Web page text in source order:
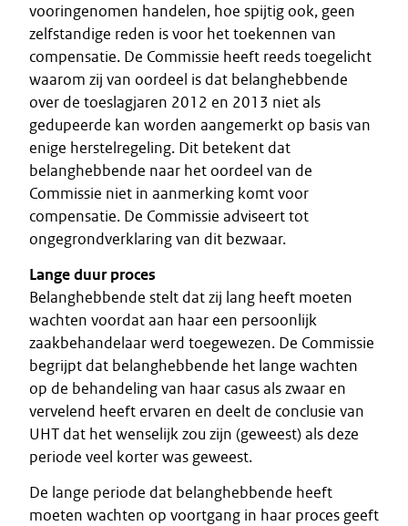
vooringenomen handelen, hoe spijtig ook, geen
zelfstandige reden is voor het toekennen van
compensatie. De Commissie heeft reeds toegelicht
waarom zij van oordeel is dat belanghebbende
over de toeslagjaren 2012 en 2013 niet als
gedupeerde kan worden aangemerkt op basis van
enige herstelregeling. Dit betekent dat
belanghebbende naar het oordeel van de
Commissie niet in aanmerking komt voor
compensatie. De Commissie adviseert tot
ongegrondverklaring van dit bezwaar.
Lange duur proces
Belanghebbende stelt dat zij lang heeft moeten
wachten voordat aan haar een persoonlijk
zaakbehandelaar werd toegewezen. De Commissie
begrijpt dat belanghebbende het lange wachten
op de behandeling van haar casus als zwaar en
vervelend heeft ervaren en deelt de conclusie van
UHT dat het wenselijk zou zijn (geweest) als deze
periode veel korter was geweest.
De lange periode dat belanghebbende heeft
moeten wachten op voortgang in haar proces geeft